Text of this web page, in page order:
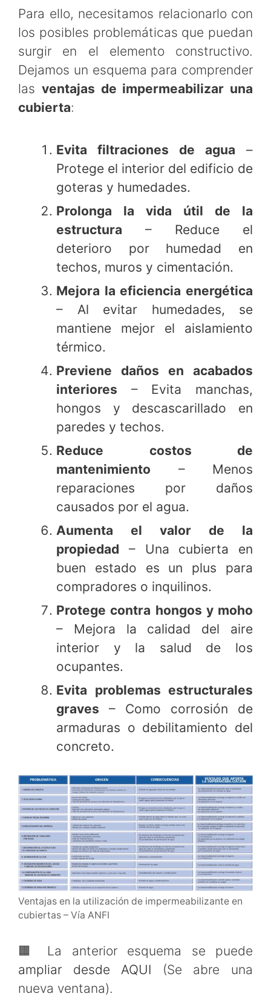
Para ello, necesitamos relacionarlo con
los posibles problemáticas que puedan
surgir en el elemento constructivo.
Dejamos un esquema para comprender
las ventajas de impermeabilizar una
cubierta:
Evita filtraciones de agua –
Protege el interior del edificio de
goteras y humedades.
Prolonga la vida útil de la
estructura – Reduce el
deterioro por humedad en
techos, muros y cimentación.
Mejora la eficiencia energética
– Al evitar humedades, se
mantiene mejor el aislamiento
térmico.
Previene daños en acabados
interiores – Evita manchas,
hongos y descascarillado en
paredes y techos.
Reduce costos de
mantenimiento – Menos
reparaciones por daños
causados por el agua.
Aumenta el valor de la
propiedad – Una cubierta en
buen estado es un plus para
compradores o inquilinos.
Protege contra hongos y moho
– Mejora la calidad del aire
interior y la salud de los
ocupantes.
Evita problemas estructurales
graves – Como corrosión de
armaduras o debilitamiento del
concreto.
Ventajas en la utilización de impermeabilizante en
cubiertas – Vía ANFI
🟧 La anterior esquema se puede
ampliar desde AQUI (Se abre una
nueva ventana).